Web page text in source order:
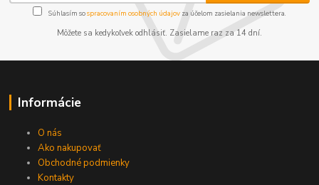
Súhlasím sospracovaním osobných údajov za účelom zasielania newslettera.
Môžete sa kedykoľvek odhlásiť. Zasielame raz za 14 dní.
Informácie
O nás
Ako nakupovať
Obchodné podmienky
Kontakty